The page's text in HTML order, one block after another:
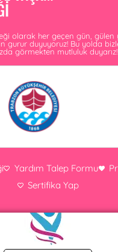
olarak her geçen gün, gülen
gurur duyuyoruz! Bu yolda
görmekten mutluluk duyarız!
Yardım Talep Formu
Sertifika Yap